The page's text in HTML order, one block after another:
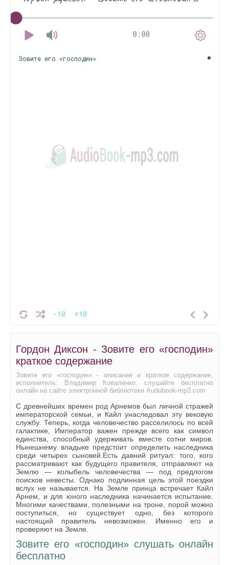
0:00
-10 +10
Зовите его «господин»
Гордон Диксон - Зовите его «господин»
краткое содержание
Зовите его «господин» - описание и краткое содержание,
исполнитель: Владимир Коваленко, слушайте бесплатно
онлайн на сайте электронной библиотеки Audobook-mp3.com
С древнейших времен род Арнемов был личной стражей
императорской семьи, и Кайл унаследовал эту вековую
службу. Теперь, когда человечество расселилось по всей
галактике, Император важен прежде всего как символ
единства, способный удерживать вместе сотни миров.
Нынешнему владыке предстоит определить наследника
среди четырех сыновей.Есть давний ритуал: того, кого
рассматривают как будущего правителя, отправляют на
Землю — колыбель человечества — под предлогом
поисков невесты. Однако подлинная цель этой поездки
вслух не называется. На Земле принца встречает Кайл
Арнем, и для юного наследника начинается испытание.
Многими качествами, полезными на троне, порой можно
поступиться, но существует одно, без которого
настоящий правитель невозможен. Именно его и
проверяют на Земле.
Зовите его «господин» слушать онлайн
бесплатно